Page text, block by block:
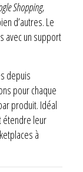
Shopping,
d’autres. Le
avec un support
depuis
pour chaque
produit. Idéal
étendre leur
à